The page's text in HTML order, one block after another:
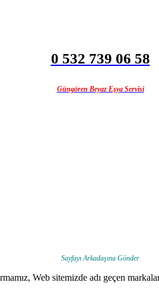
0 532 739 06 58
Güngören Beyaz Eşya Servisi
Sayfayı Arkadaşına Gönder
Web sitemizde adı geçen